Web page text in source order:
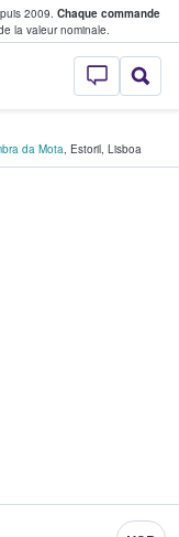
2009. Chaque commande
la valeur nominale.
- Où
billets
da Mota, Estoril, Lisboa